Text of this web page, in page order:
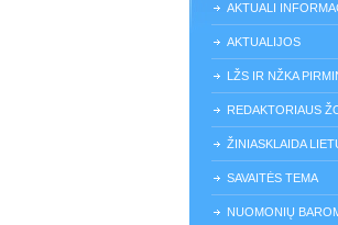
AKTUALI
AKTUALIJOS
LŽS IR NŽKA
REDAKTORIAUS
ŽINIASKLAIDA
SAVAITĖS TEMA
NUOMONIŲ